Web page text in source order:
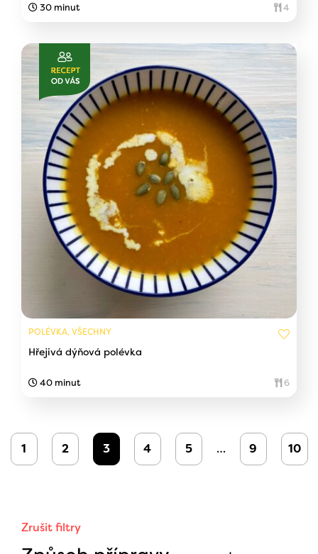
Zrušit filtry
30 minut 4
POLÉVKA, VŠECHNY
Hřejivá dýňová polévka
40 minut 6
1 2 3 4 5 … 9 10